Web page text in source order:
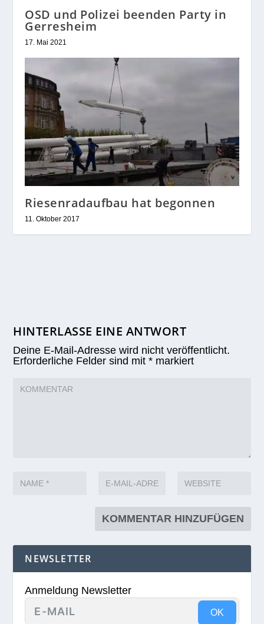
OSD und Polizei beenden Party in
Gerresheim
17. Mai 2021
Riesenradaufbau hat begonnen
11. Oktober 2017
HINTERLASSE EINE ANTWORT
Deine E-Mail-Adresse wird nicht veröffentlicht.
Erforderliche Felder sind mit* markiert
NEWSLETTER
Anmeldung Newsletter
OK